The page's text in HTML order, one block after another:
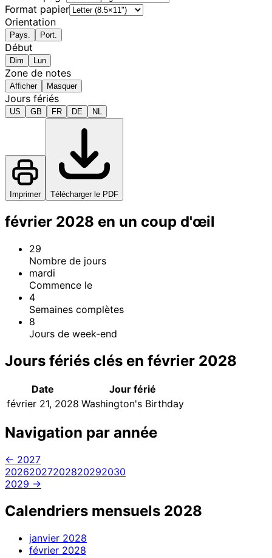
Format papier
Orientation
Pays. Port.
Début
Dim Lun
Zone de notes
Afficher Masquer
Jours fériés
US GB FR DE NL
Imprimer Télécharger le PDF
février 2028 en un coup d'œil
29
Nombre de jours
mardi
Commence le
4
Semaines complètes
8
Jours de week-end
Jours fériés clés en février 2028
Date
Jour férié
février 21, 2028 Washington's Birthday
Navigation par année
← 2027
20262027202820292030
2029 →
Calendriers mensuels 2028
janvier 2028
février 2028